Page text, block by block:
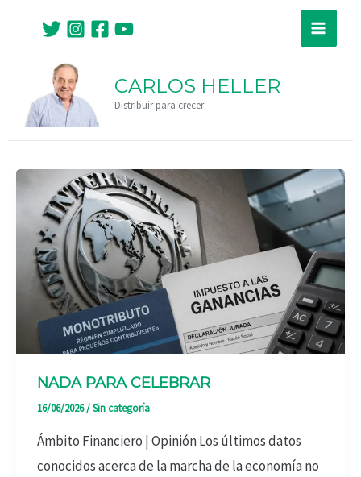
contenido
Main
CARLOS HELLER
Distribuir para crecer
NADA PARA CELEBRAR
16/06/2026/Sin categoría
Ámbito Financiero | Opinión Los últimos datos
conocidos acerca de la marcha de la economía no
entradas